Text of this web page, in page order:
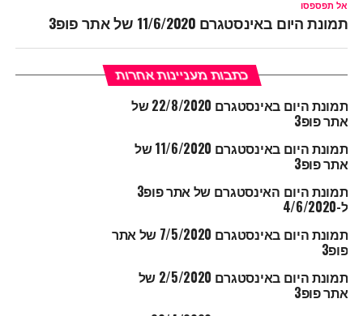
אל תפספסו
תמונת היום באינסטגרם 11/6/2020 של אתר פופ3
כתבות מעניינות אחרות
תמונת היום באינסטגרם 22/8/2020 של
אתר פופ3
תמונת היום באינסטגרם 11/6/2020 של
אתר פופ3
תמונת היום האינסטגרם של אתר פופ3
ל-4/6/2020
תמונת היום באינסטגרם 7/5/2020 של אתר
פופ3
תמונת היום באינסטגרם 2/5/2020 של
אתר פופ3